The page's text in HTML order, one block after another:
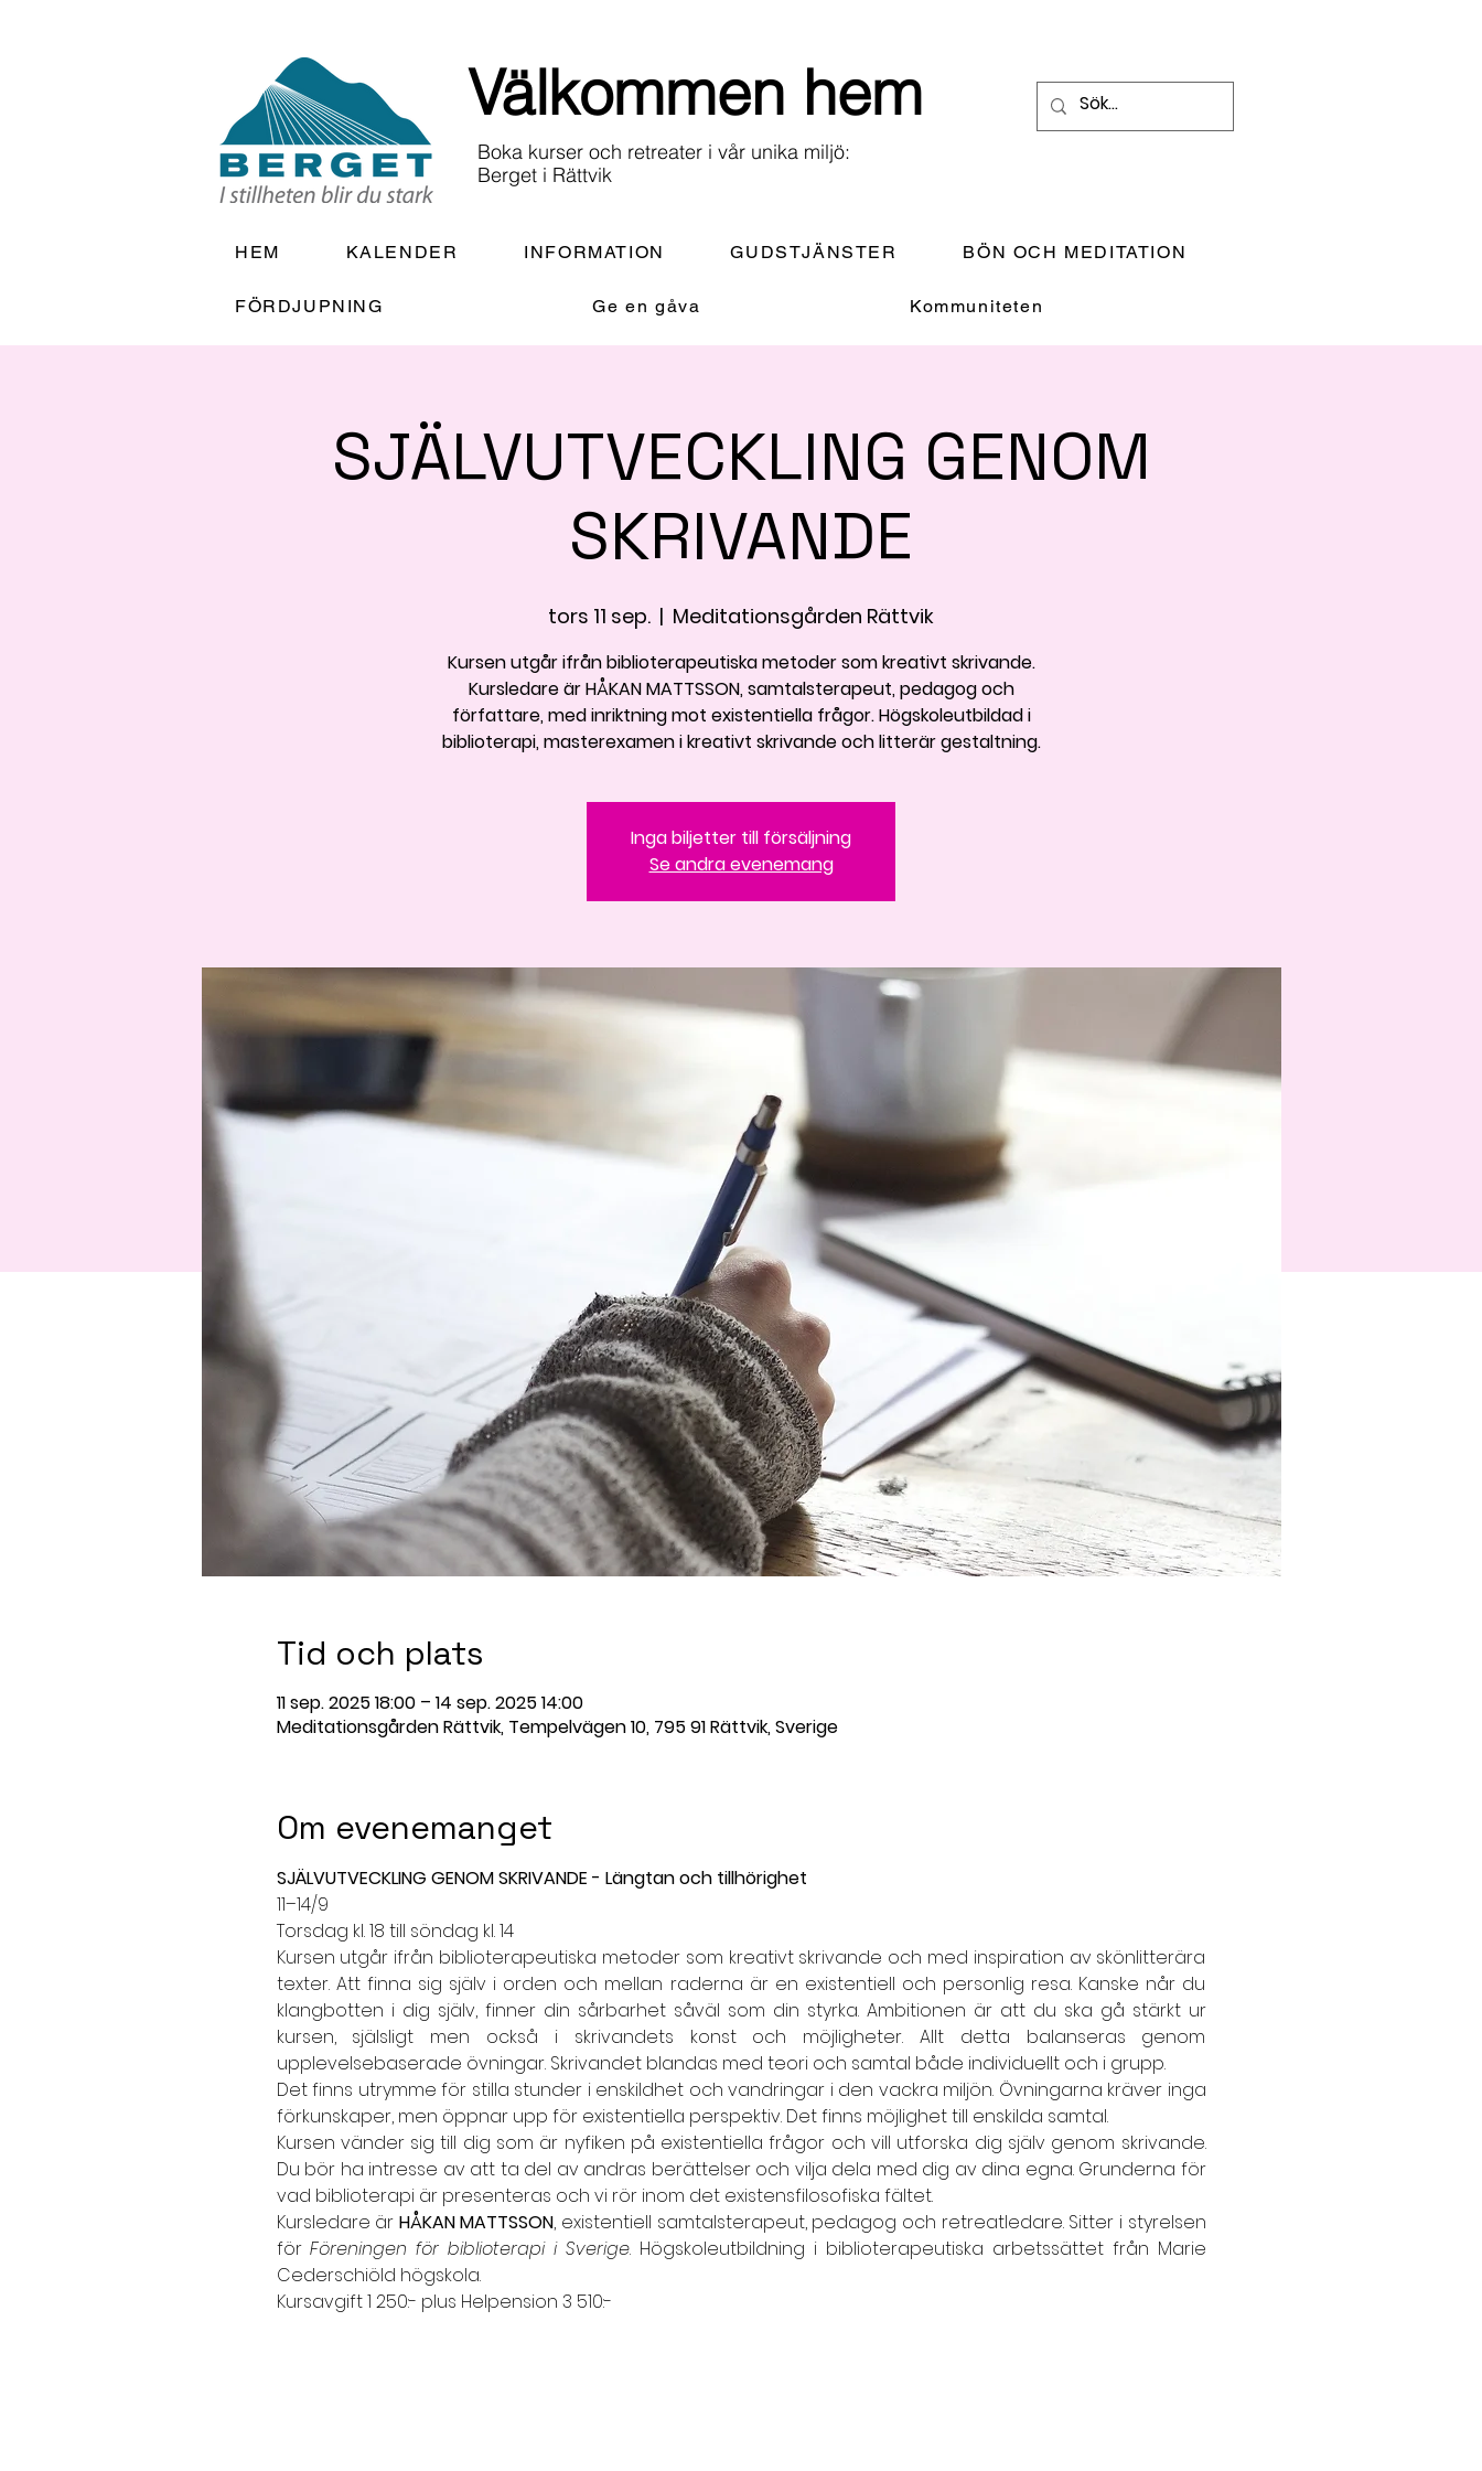
Välkommen hem
Boka kurser och retreater i vår unika miljö:
Berget i Rättvik
HEM KALENDER INFORMATION GUDSTJÄNSTER BÖN OCH MEDITATION
FÖRDJUPNING Ge en gåva Kommuniteten
SJÄLVUTVECKLING GENOM
SKRIVANDE
tors 11 sep.
  |
Meditationsgården Rättvik
Kursen utgår ifrån biblioterapeutiska metoder som kreativt skrivande.
Kursledare är HÅKAN MATTSSON, samtalsterapeut, pedagog och
författare, med inriktning mot existentiella frågor. Högskoleutbildad i
biblioterapi, masterexamen i kreativt skrivande och litterär gestaltning.
Inga biljetter till försäljning
Se andra evenemang
Tid och plats
11 sep. 2025 18:00 – 14 sep. 2025 14:00
Meditationsgården Rättvik, Tempelvägen 10, 795 91 Rättvik, Sverige
Om evenemanget
SJÄLVUTVECKLING GENOM SKRIVANDE - Längtan och tillhörighet
11–14/9
Torsdag kl. 18 till söndag kl. 14
Kursen utgår ifrån biblioterapeutiska metoder som kreativt skrivande och med inspiration av skönlitterära
texter. Att finna sig själv i orden och mellan raderna är en existentiell och personlig resa. Kanske når du
klangbotten i dig själv, finner din sårbarhet såväl som din styrka. Ambitionen är att du ska gå stärkt ur
kursen, själsligt men också i skrivandets konst och möjligheter. Allt detta balanseras genom
upplevelsebaserade övningar. Skrivandet blandas med teori och samtal både individuellt och i grupp.
Det finns utrymme för stilla stunder i enskildhet och vandringar i den vackra miljön. Övningarna kräver inga
förkunskaper, men öppnar upp för existentiella perspektiv. Det finns möjlighet till enskilda samtal.
Kursen vänder sig till dig som är nyfiken på existentiella frågor och vill utforska dig själv genom skrivande.
Du bör ha intresse av att ta del av andras berättelser och vilja dela med dig av dina egna. Grunderna för
vad biblioterapi är presenteras och vi rör inom det existensfilosofiska fältet.
Kursledare är HÅKAN MATTSSON, existentiell samtalsterapeut, pedagog och retreatledare. Sitter i styrelsen
för Föreningen för biblioterapi i Sverige. Högskoleutbildning i biblioterapeutiska arbetssättet från Marie
Cederschiöld högskola.
Kursavgift 1 250:- plus Helpension 3 510:-